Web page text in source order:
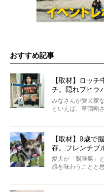
おすすめ記事
【取材】ロッ
チ。隠れブヒラ
【前編】
みなさんが愛犬家
といえば、草彅剛
ルを飼っている方
んのインスタグラ
ントがフォローさ
LIFE』モデルの
そんな中岡さんに
た。そのブヒ愛
【取材】9歳で
存。フレンチブ
愛犬が「脳腫瘍」
感を味わうことと
たひとり。だから